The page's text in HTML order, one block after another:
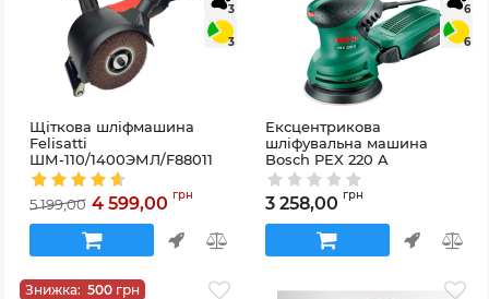
3
3
Щіткова шліфмашина
Felisatti
ШМ-110/1400ЭМЛ/F88011
Артикул:F88011
5 199,00 4 599,00 грн
6
6
Ексцентрикова
шліфувальна машина
Bosch PEX 220 A
Артикул:603378000
3 258,00 грн
Знижка: 500 грн